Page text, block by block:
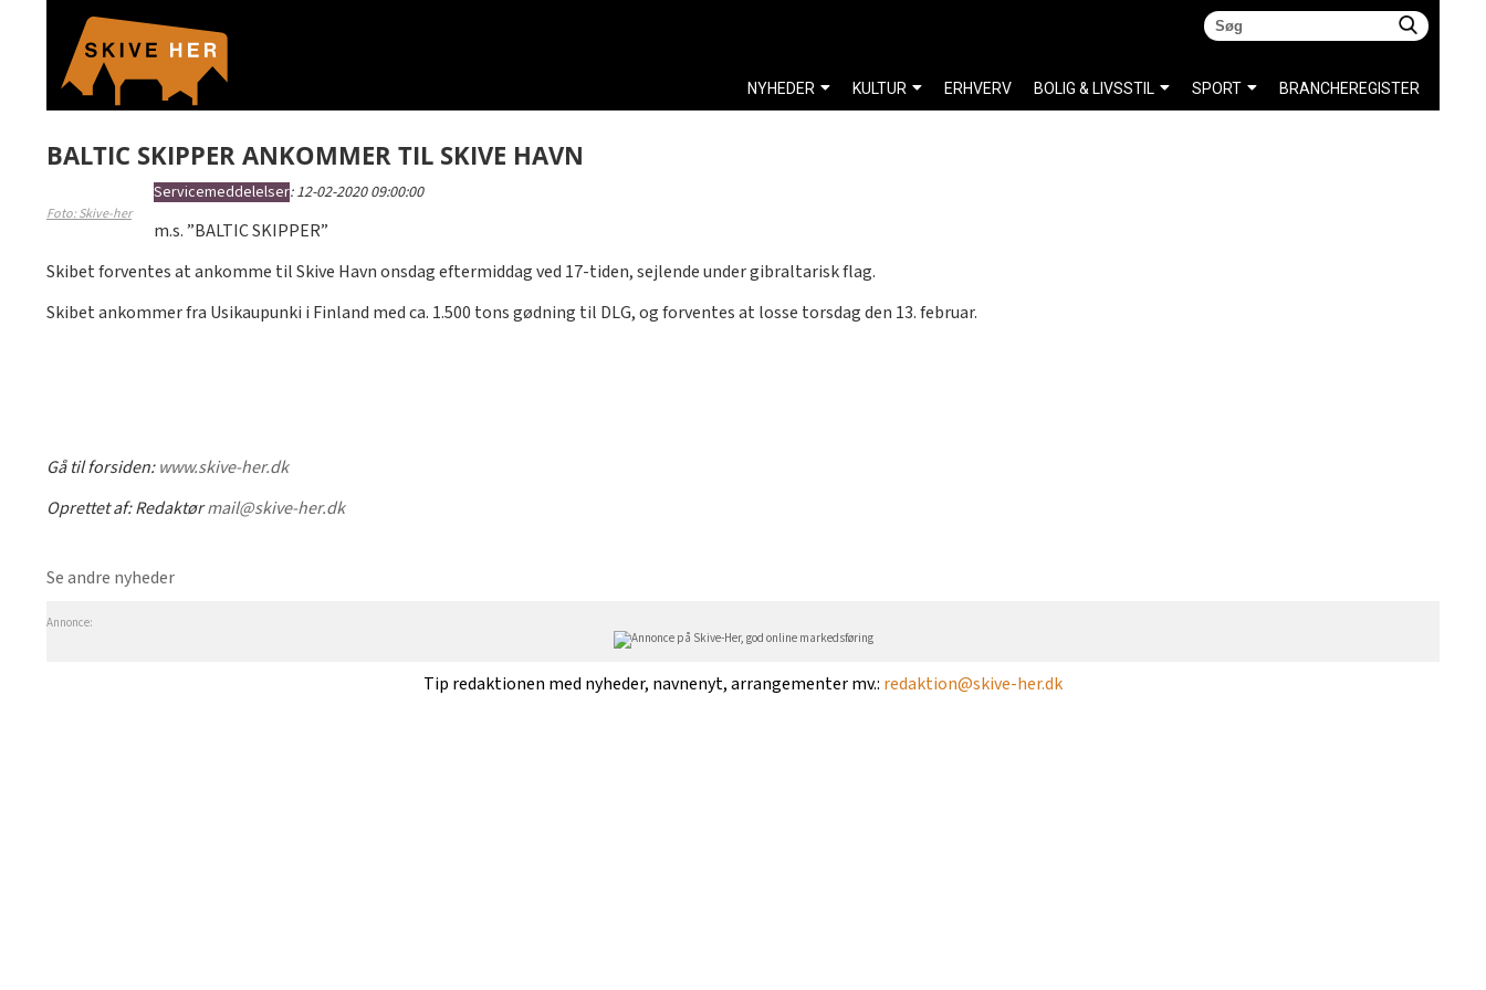
BALTIC SKIPPER ANKOMMER TIL SKIVE HAVN
Foto: Skive-her
Servicemeddelelser:12-02-2020 09:00:00
m.s. ”BALTIC SKIPPER”
Skibet forventes at ankomme til Skive Havn onsdag eftermiddag ved 17-tiden, sejlende under gibraltarisk flag.
Skibet ankommer fra Usikaupunki i Finland med ca. 1.500 tons gødning til DLG, og forventes at losse torsdag den 13. februar.
Gå til forsiden:www.skive-her.dk
Oprettet af:Redaktørmail@skive-her.dk
Se andre nyheder
Annonce:
Tip redaktionen med nyheder, navnenyt, arrangementer mv.: redaktion@skive-her.dk
NYHEDER KULTUR ERHVERV BOLIG & LIVSSTIL SPORT BRANCHEREGISTER